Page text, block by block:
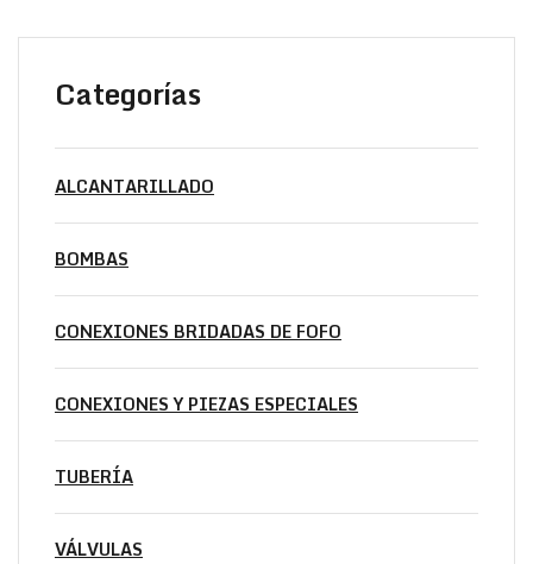
Categorías
ALCANTARILLADO
BOMBAS
CONEXIONES BRIDADAS DE FOFO
CONEXIONES Y PIEZAS ESPECIALES
TUBERÍA
VÁLVULAS